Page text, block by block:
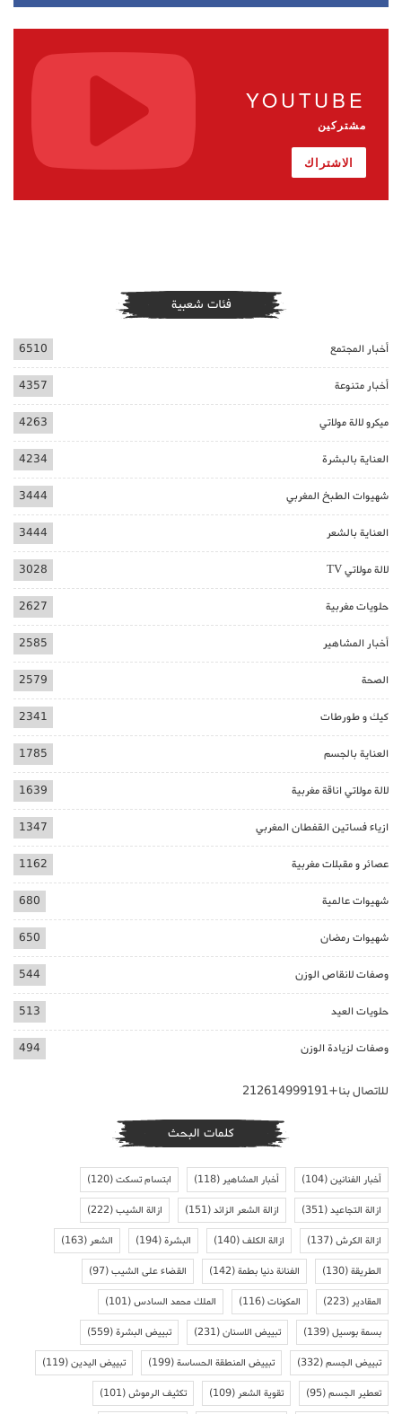
YOUTUBE
مشتركين
الاشتراك
فئات شعبية
أخبار المجتمع 6510
أخبار متنوعة 4357
ميكرو لالة مولاتي 4263
العناية بالبشرة 4234
شهيوات الطبخ المغربي 3444
العناية بالشعر 3444
لالة مولاتي TV 3028
حلويات مغربية 2627
أخبار المشاهير 2585
الصحة 2579
كيك و طورطات 2341
العناية بالجسم 1785
لالة مولاتي اناقة مغربية 1639
ازياء فساتين القفطان المغربي 1347
عصائر و مقبلات مغربية 1162
شهيوات عالمية 680
شهيوات رمضان 650
وصفات لانقاص الوزن 544
حلويات العيد 513
وصفات لزيادة الوزن 494
للاتصال بنا+212614999191
كلمات البحث
أخبار الفنانين(104) أخبار المشاهير(118) ابتسام تسكت(120)
ازالة التجاعيد(351) ازالة الشعر الزائد(151) ازالة الشيب(222)
ازالة الكرش(137) ازالة الكلف(140) البشرة(194) الشعر(163)
الطريقة(130) الفنانة دنيا بطمة(142) القضاء على الشيب(97)
المقادير(223) المكونات(116) الملك محمد السادس(101)
بسمة بوسيل(139) تبييض الاسنان(231) تبييض البشرة(559)
تبييض الجسم(332) تبييض المنطقة الحساسة(199) تبييض اليدين(119)
تعطير الجسم(95) تقوية الشعر(109) تكثيف الرموش(101)